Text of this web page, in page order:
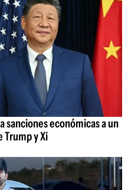
sanciones económicas a un
Trump y Xi